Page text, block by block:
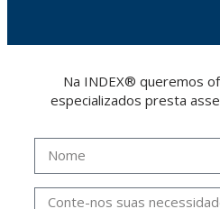
Na INDEX® queremos
especializados presta